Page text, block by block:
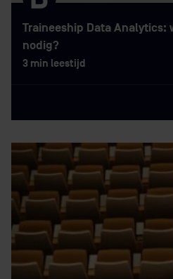
Traineeship Data Analytics:
nodig?
3 min leestijd